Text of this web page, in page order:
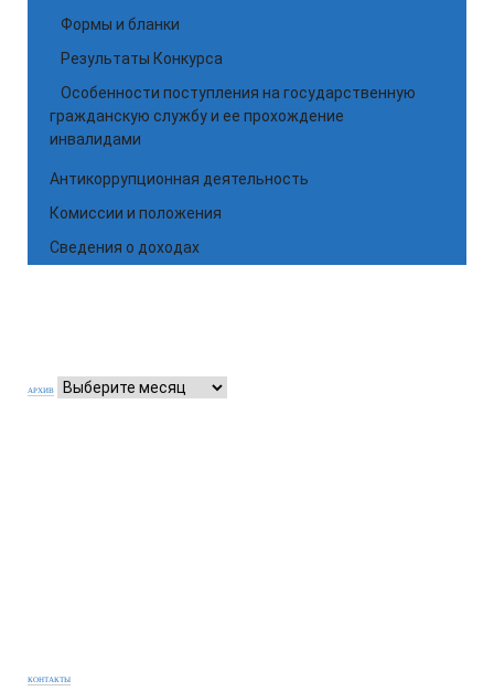
Формы и бланки
Результаты Конкурса
Особенности поступления на государственную
гражданскую службу и ее прохождение
инвалидами
Антикоррупционная деятельность
Комиссии и положения
Сведения о доходах
АРХИВ
КОНТАКТЫ